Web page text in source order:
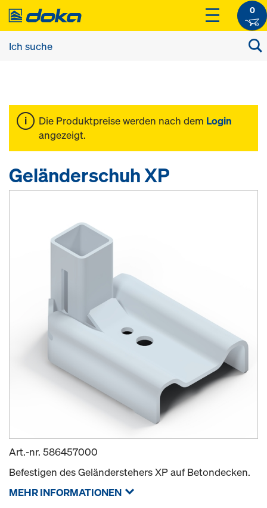
0
Die Produktpreise werden nach dem Login
angezeigt.
Geländerschuh XP
Art.-nr. 586457000
Befestigen des Geländerstehers XP auf Betondecken.
MEHR INFORMATIONEN